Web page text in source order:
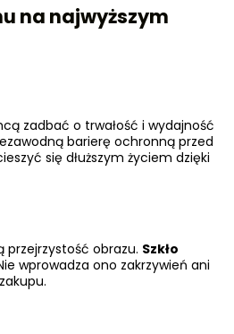
na najwyższym
zadbać o trwałość i wydajność
barierę ochronną przed
się dłuższym życiem dzięki
przejrzystość obrazu. Szkło
wprowadza ono zakrzywień ani